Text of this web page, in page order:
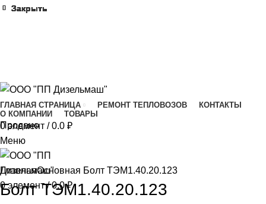
ГЛАВНАЯ СТРАНИЦА РЕМОНТ ТЕПЛОВОЗОВ
КОНТАКТЫ
О КОМПАНИИ
ТОВАРЫ
0 элемент / 0.0 ₽
Меню
0элемент / 0.0₽
Продано
Нажмите, чтобы увеличить
ГлавнаяОсновная Болт ТЭМ1.40.20.123
Болт ТЭМ1.40.20.123
Закрыть
Закрыть
Закрыть
Закрыть
Закрыть
Закрыть
Закрыть
Закрыть
Закрыть
Закрыть